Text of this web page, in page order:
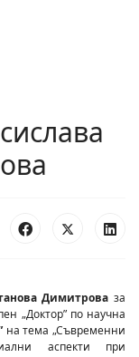
Димитрова за
„Доктор” по научна
на тема „Съвременни
аспекти при